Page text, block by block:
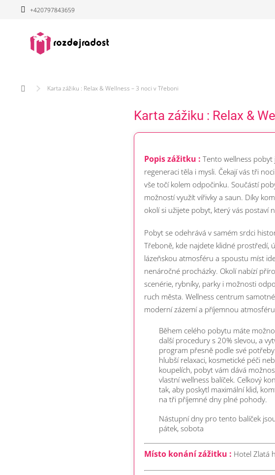
+420797843659
Domů Karta zážiku : Relax & Wellness – 3 noci v Třeboni
Karta zážiku : Relax &
Popis zážitku : Tento wellness
regeneraci těla i mysli. Čekají vás tři
vše točí kolem odpočinku. Součástí
možností využít vířivky a saun. Díky
okolí si užijete pobyt, který vás postaví
Pobyt se odehrává v samém srdci
Třeboně, kde najdete klidné prostředí,
lázeňskou atmosféru a spoustu míst
nenáročné procházky. Okolí nabízí
scenérie, rybníky, parky i možnosti
ruch města. Wellness centrum
moderní zázemí a příjemnou
Během celého pobytu máte
další procedury s 20% slevou, a
program přesně podle své
hlubší relaxaci, kosmetické péči
koupelích, pobyt vám dává
vlastní wellness balíček. Celkový
tak, aby poskytl maximální klid,
na tři příjemné dny plné pohody.
Nástupní dny pro tento balíček
pátek, sobota
Místo konání zážitku : Hotel Zlatá